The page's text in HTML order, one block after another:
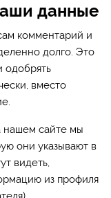
данные
комментарий и
долго. Это
одобрять
вместо
нашем сайте мы
они указывают в
видеть,
из профиля